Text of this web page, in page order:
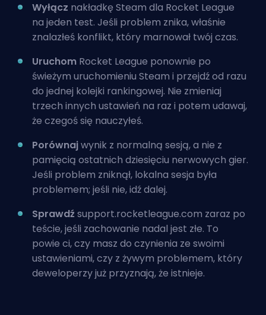
Wyłącz nakładkę Steam dla Rocket League
na jeden test. Jeśli problem znika, właśnie
znalazłeś konflikt, który marnował twój czas.
Uruchom Rocket League ponownie po
świeżym uruchomieniu Steam i przejdź od razu
do jednej kolejki rankingowej. Nie zmieniaj
trzech innych ustawień na raz i potem udawaj,
że czegoś się nauczyłeś.
Porównajwynik z normalną sesją, a nie z
pamięcią ostatnich dziesięciu nerwowych gier.
Jeśli problem zniknął, lokalna sesja była
problemem; jeśli nie, idź dalej.
Sprawdź support.rocketleague.com zaraz po
teście, jeśli zachowanie nadal jest złe. To
powie ci, czy masz do czynienia ze swoimi
ustawieniami, czy z żywym problemem, który
deweloperzy już przyznają, że istnieje.